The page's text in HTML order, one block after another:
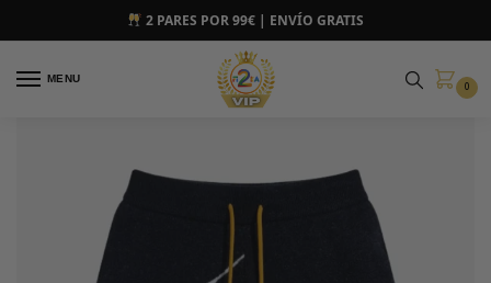
2 PARES POR 99€ | ENVÍO GRATIS
MENU
0